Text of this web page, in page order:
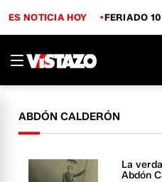
ES NOTICIA HOY FERIADO
ABDÓN CALDERÓN
La
Abdón